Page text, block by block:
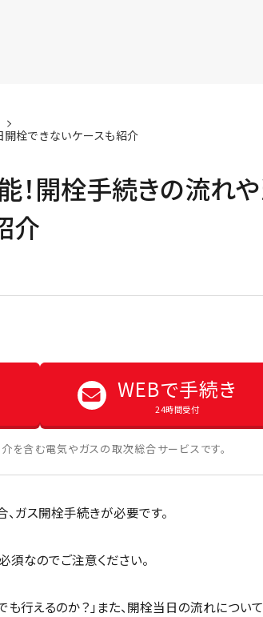
栓できないケースも紹介
！開栓手続きの流れ
介
WEBで手続き
24時間受付
含む電気やガスの取次総合サービスです。
ガス開栓手続きが必要です。
なのでご注意ください。
行えるのか？」また、開栓当日の流れについて